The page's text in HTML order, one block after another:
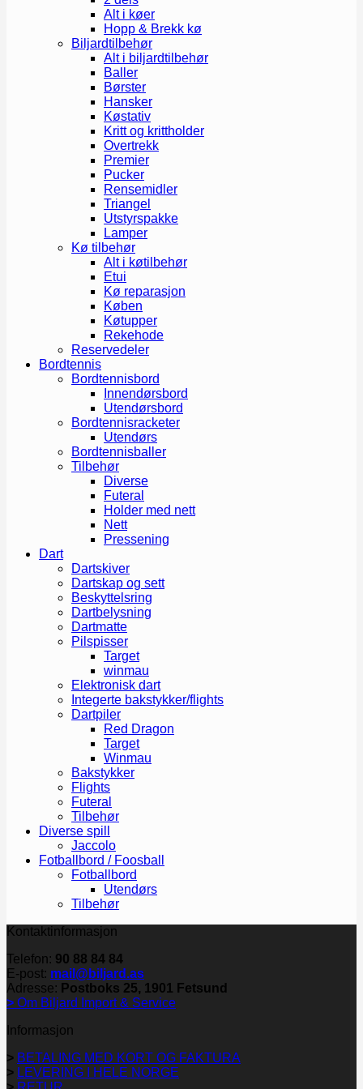
Alt i køer
Hopp & Brekk kø
Biljardtilbehør
Alt i biljardtilbehør
Baller
Børster
Hansker
Køstativ
Kritt og krittholder
Overtrekk
Premier
Pucker
Rensemidler
Triangel
Utstyrspakke
Lamper
Kø tilbehør
Alt i køtilbehør
Etui
Kø reparasjon
Køben
Køtupper
Rekehode
Reservedeler
Bordtennis
Bordtennisbord
Innendørsbord
Utendørsbord
Bordtennisracketer
Utendørs
Bordtennisballer
Tilbehør
Diverse
Futeral
Holder med nett
Nett
Pressening
Dart
Dartskiver
Dartskap og sett
Beskyttelsring
Dartbelysning
Dartmatte
Pilspisser
Target
winmau
Elektronisk dart
Integerte bakstykker/flights
Dartpiler
Red Dragon
Target
Winmau
Bakstykker
Flights
Futeral
Tilbehør
Diverse spill
Jaccolo
Fotballbord / Foosball
Fotballbord
Utendørs
Tilbehør
Kontaktinformasjon
Telefon: 90 88 84 84
E-post: mail@biljard.as
Adresse: Postboks 25, 1901 Fetsund
> Om Biljard Import & Service
Informasjon
> BETALING MED KORT OG FAKTURA
> LEVERING I HELE NORGE